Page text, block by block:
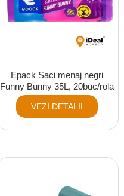
Epack Saci menaj negri
Funny Bunny 35L, 20buc/rola
VEZI DETALII